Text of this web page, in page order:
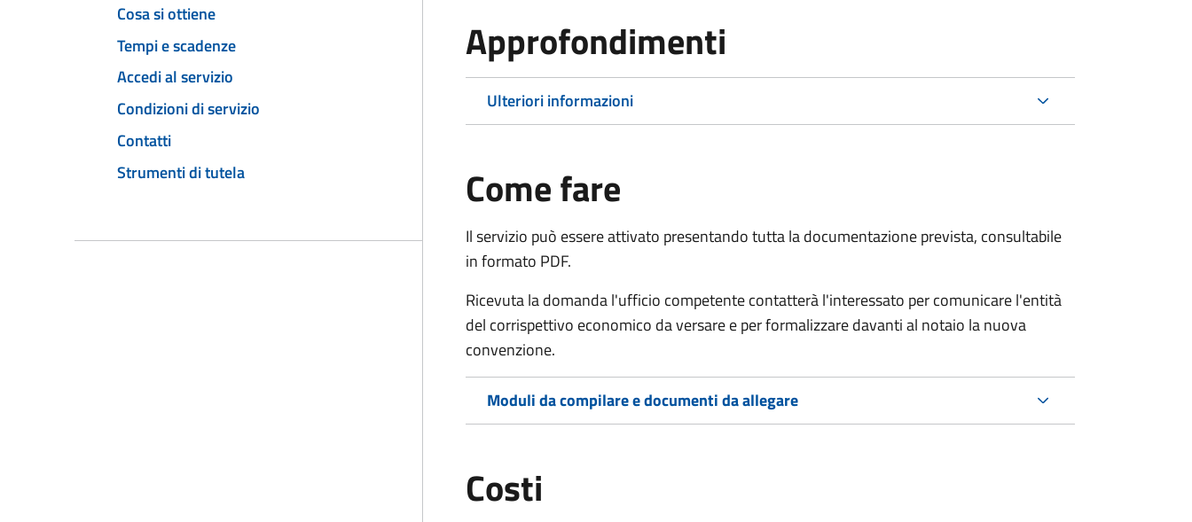
Cosa si ottiene
Tempi e scadenze
Accedi al servizio
Condizioni di servizio
Contatti
Strumenti di tutela
Approfondimenti
Ulteriori informazioni
Come fare
Il servizio può essere attivato presentando tutta la documentazione prevista, consultabile
in formato PDF.
Ricevuta la domanda l'ufficio competente contatterà l'interessato per comunicare l'entità
del corrispettivo economico da versare e per formalizzare davanti al notaio la nuova
convenzione.
Moduli da compilare e documenti da allegare
Costi